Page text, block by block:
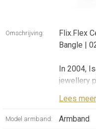
Omschrijving: Flix.Flex
Bangle |
In 2004,
jewellery
only 18
flexible
Lees meer
Model armband: Armband